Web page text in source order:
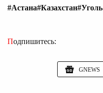
#Астана#Казахстан#Уголь
Подпишитесь:
GNEWS